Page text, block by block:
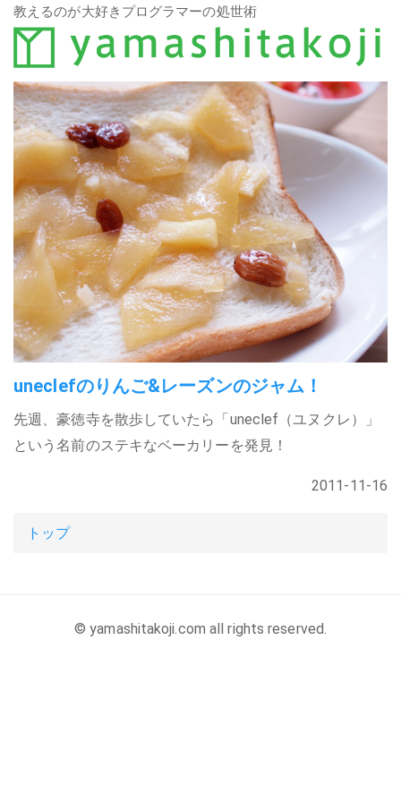
教えるのが大好きプログラマーの処世術
uneclefのりんご&レーズンのジャム！
先週、豪徳寺を散歩していたら「uneclef（ユヌクレ）」
という名前のステキなベーカリーを発見！
2011-11-16
トップ
© yamashitakoji.com all rights reserved.